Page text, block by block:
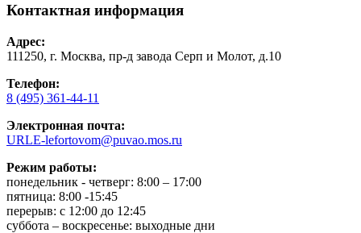
Контактная информация
Адрес:
111250, г. Москва, пр-д завода Серп и Молот, д.10
Телефон:
8 (495) 361-44-11
Электронная почта:
URLE-lefortovom@puvao.mos.ru
Режим работы:
понедельник - четверг: 8:00 – 17:00
пятница: 8:00 -15:45
перерыв: с 12:00 до 12:45
суббота – воскресенье: выходные дни